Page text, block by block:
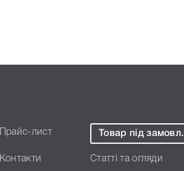
Прайс-лист Товар під замовл.
Контакти Статті та огляди